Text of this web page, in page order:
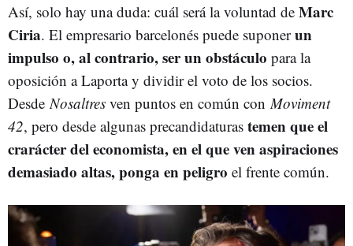
Así, solo hay una duda: cuál será la voluntad de Marc
Ciria. El empresario barcelonés puede suponerun
impulso o, al contrario, ser un obstáculo para la
oposición a Laporta y dividir el voto de los socios.
DesdeNosaltres ven puntos en común conMoviment
42, pero desde algunas precandidaturas temen que el
crarácter del economista, en el que ven aspiraciones
demasiado altas, ponga en peligro el frente común.